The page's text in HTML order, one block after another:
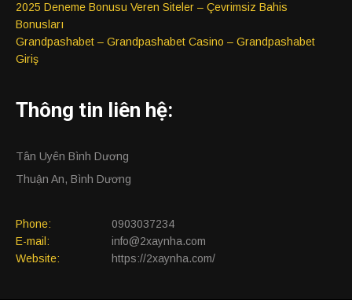
2025 Deneme Bonusu Veren Siteler – Çevrimsiz Bahis
Bonusları
Grandpashabet – Grandpashabet Casino – Grandpashabet
Giriş
Thông tin liên hệ:
Tân Uyên Bình Dương
Thuận An, Bình Dương
Phone:
0903037234
E-mail:
info@2xaynha.com
Website:
https://2xaynha.com/